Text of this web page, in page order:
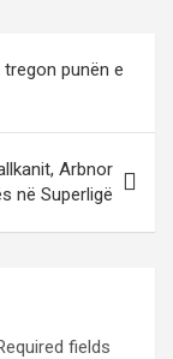
punën e
Arbnor
në Superligë
fields